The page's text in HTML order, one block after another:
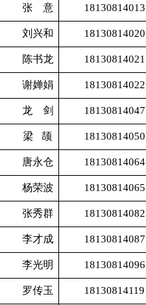
张 意 18130814013
刘兴和 18130814020
陈书龙 18130814021
谢婵娟 18130814022
龙 剑 18130814047
梁 颉 18130814050
唐永仓 18130814064
杨荣波 18130814065
张秀群 18130814082
李才成 18130814087
李光明 18130814096
罗传玉 18130814119